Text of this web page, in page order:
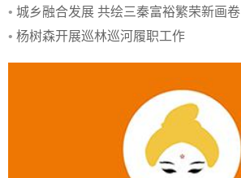
• 城乡融合发展 共绘三秦富裕繁荣新画卷
• 杨树森开展巡林巡河履职工作